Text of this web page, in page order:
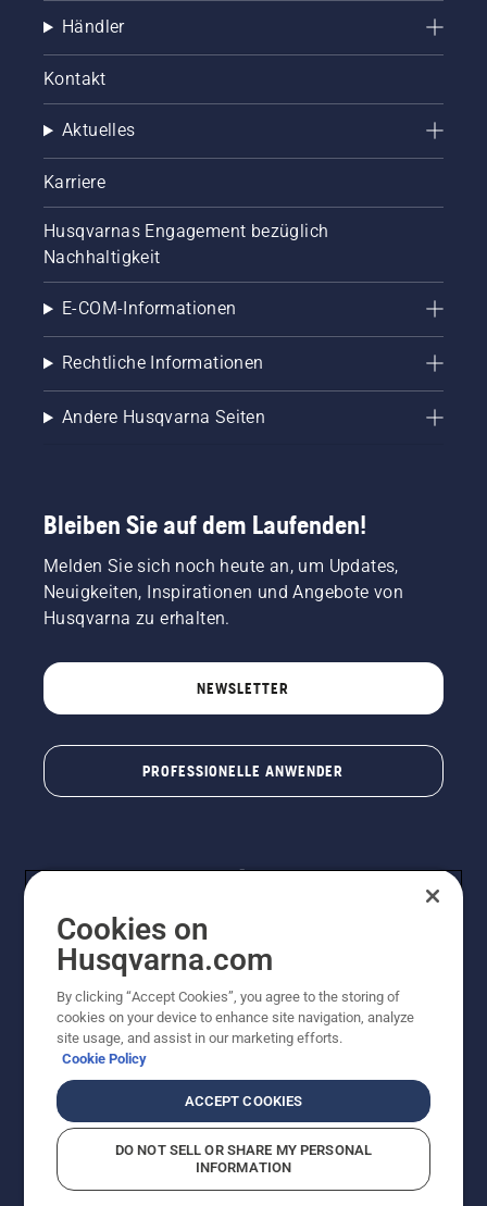
Händler
Kontakt
Aktuelles
Karriere
Husqvarnas Engagement bezüglich
Nachhaltigkeit
E-COM-Informationen
Rechtliche Informationen
Andere Husqvarna Seiten
Bleiben Sie auf dem Laufenden!
Melden Sie sich noch heute an, um Updates,
Neuigkeiten, Inspirationen und Angebote von
Husqvarna zu erhalten.
NEWSLETTER
PROFESSIONELLE ANWENDER
© Husqvarna® AB (publ). Alle Rechte vorbehalten. Die
Preisangaben sind unverbindliche Preisempfehlungen
von Husqvarna Schweiz AG an den teilnehmenden
Fachhandel, Preise in CHF inklusive 8,1% MWST und
unverbindliche Preisempfehlungen (inkl. MwSt), es sei
denn sie sind für den direkten Kauf verfügbar.
Cookie-RichtlinieNutzungsbedingungen Datenschutzerklärung
Vermutete Verstöße melden
Cookies on
Husqvarna.com
By clicking “Accept Cookies”, you agree to the storing of
cookies on your device to enhance site navigation, analyze
site usage, and assist in our marketing efforts.
Cookie Policy
ACCEPT COOKIES
DO NOT SELL OR SHARE MY PERSONAL
INFORMATION